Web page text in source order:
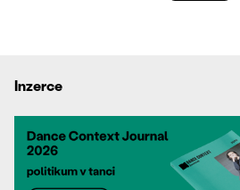
Inzerce